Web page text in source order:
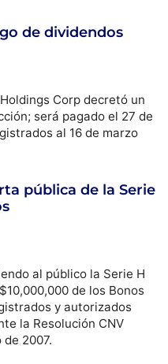
de dividendos
Corp decretó un
será pagado el 27 de
al 16 de marzo
pública de la Serie
al público la Serie H
de los Bonos
y autorizados
la Resolución CNV
2007.